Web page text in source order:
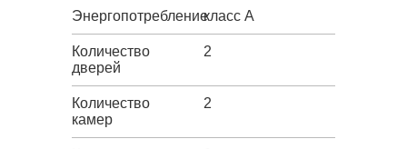
Энергопотреблениекласс A
Количество
дверей
2
Количество
камер
2